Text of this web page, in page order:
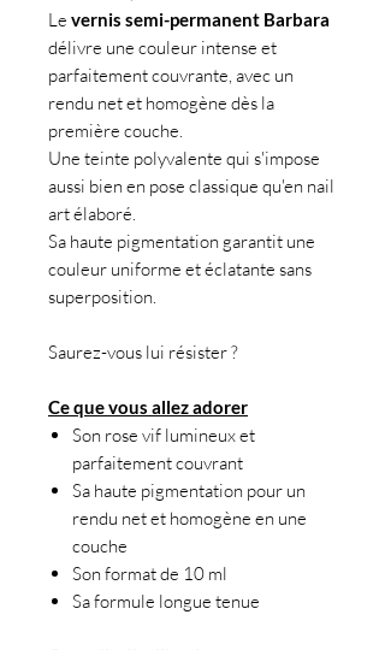
Le vernis semi-permanent Barbara
délivre une couleur intense et
parfaitement couvrante, avec un
rendu net et homogène dès la
première couche.
Une teinte polyvalente qui s'impose
aussi bien en pose classique qu'en nail
art élaboré.
Sa haute pigmentation garantit une
couleur uniforme et éclatante sans
superposition.
Saurez-vous lui résister ?
Ce que vous allez adorer
Son rose vif lumineux et
parfaitement couvrant
Sa haute pigmentation pour un
rendu net et homogène en une
couche
Son format de 10 ml
Sa formule longue tenue